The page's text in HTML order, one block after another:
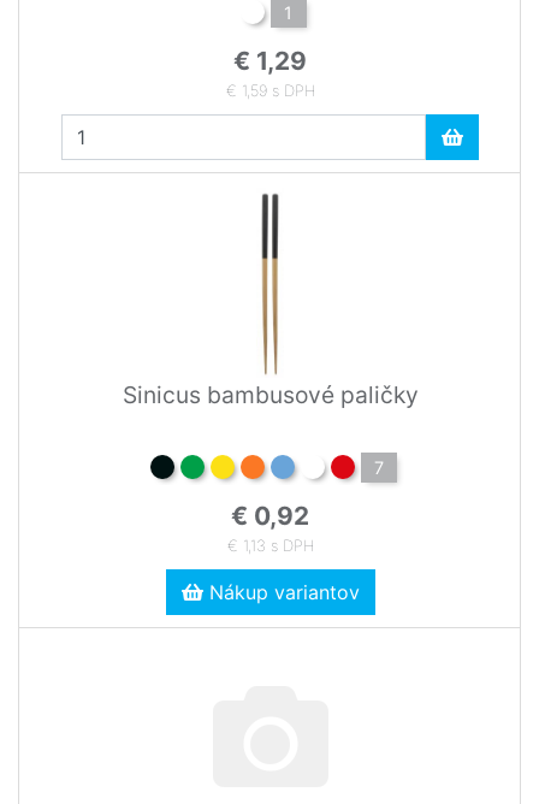
1
€ 1,29
€ 1,59 s DPH
Sinicus bambusové paličky
7
€ 0,92
€ 1,13 s DPH
Nákup variantov